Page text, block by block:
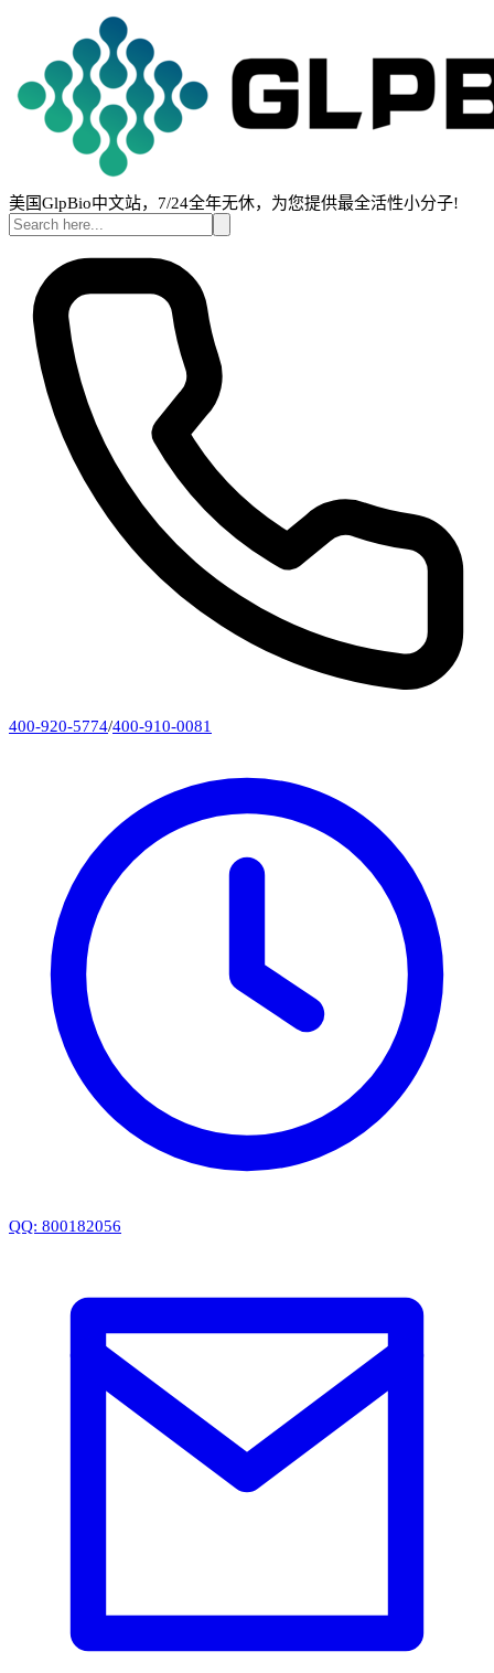
美国GlpBio中文站，7/24全年无休，为您提供最全活性小分子!
400-920-5774/400-910-0081
QQ: 800182056